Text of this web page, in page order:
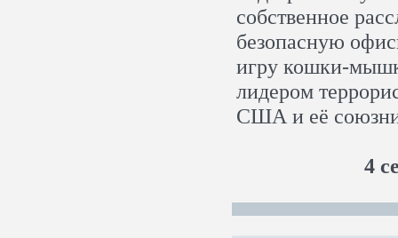
собственное
безопасную
игру кошки-
лидером
США и её
4